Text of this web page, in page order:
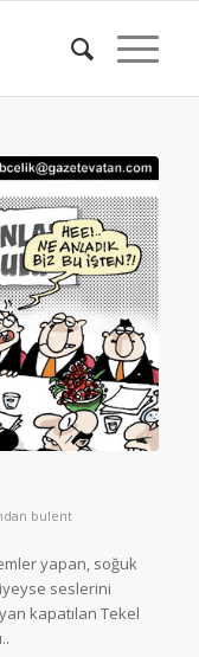
bulent
yapan, soğuk
seslerini
kapatılan Tekel